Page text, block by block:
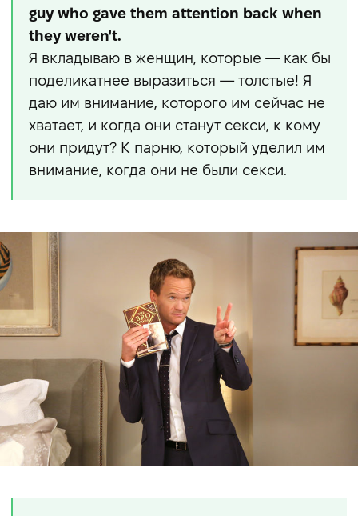
guy who gave them attention back when
they weren't.
Я вкладываю в женщин, которые — как бы
поделикатнее выразиться — толстые! Я
даю им внимание, которого им сейчас не
хватает, и когда они станут секси, к кому
они придут? К парню, который уделил им
внимание, когда они не были секси.